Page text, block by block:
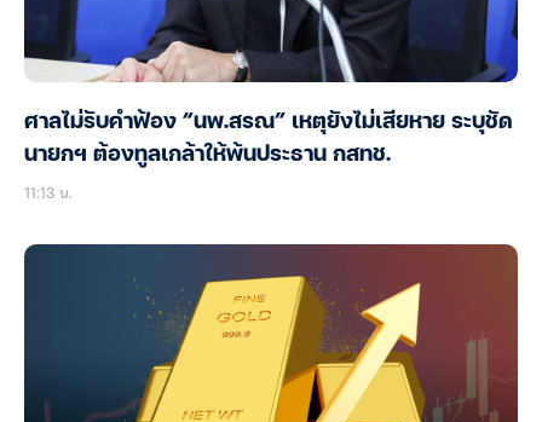
ศาลไม่รับคำฟ้อง “นพ.สรณ” เหตุยังไม่เสียหาย ระบุชัด
นายกฯ ต้องทูลเกล้าให้พ้นประธาน กสทช.
11:13 น.